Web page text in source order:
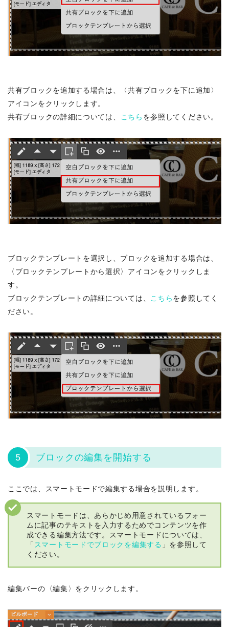
共有ブロックを追加する場合は、〈共有ブロックを下に追加〉
アイコンをクリックします。
共有ブロックの詳細については、
こちら を参照してください。
ブロックテンプレートを選択し、ブロックを追加する場合は、
〈ブロックテンプレートから選択〉アイコンをクリックしま
す。
ブロックテンプレートの詳細については、
こちらを参照してく
ださい。
5 ブロックの編集を開始する
ここでは、スマートモードで編集する場合を説明します。
スマートモードは、あらかじめ用意されているフォー
ムに記事のテキストを入力するためでコンテンツを作
成できる編集方法です。スマートモードについては、
「 スマートモードでブロックを編集する 」を参照して
ください。
編集バーの〈編集〉をクリックします。